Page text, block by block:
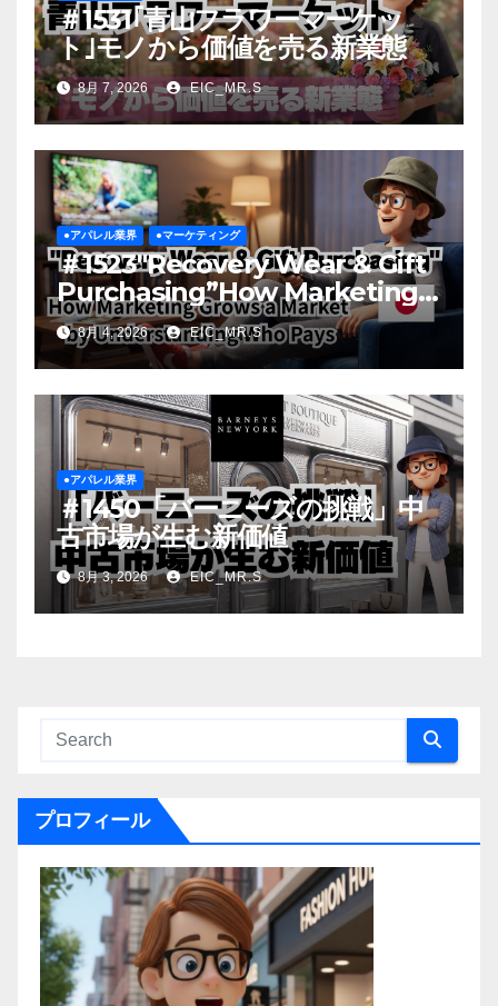
＃1531｢青山フラワーマーケッ
ト｣モノから価値を売る新業態
8月 7, 2026 EIC_MR.S
●アパレル業界 ●マーケティング
＃1523″Recovery Wear & Gift
Purchasing”How Marketing
Grows a Market by
Understanding Who Pays
8月 4, 2026 EIC_MR.S
●アパレル業界
＃1450「バーニーズの挑戦」中
古市場が生む新価値
8月 3, 2026 EIC_MR.S
プロフィール